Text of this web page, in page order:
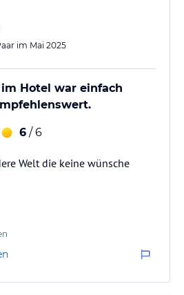
im Mai 2025
Hotel war einfach
6 / 6
Welt die keine wünsche